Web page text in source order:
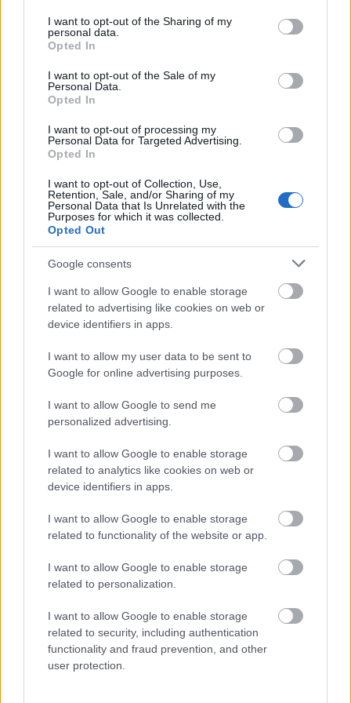
not limited to your visit or usage behaviour. You may click to
grant or deny consent to Google and its third-party tags to
use your data for below specified purposes in below Google
consent section.
I want to opt-out of the Sharing of my
personal data.
Opted In
I want to opt-out of the Sale of my
Personal Data.
Opted In
I want to opt-out of processing my
Personal Data for Targeted Advertising.
Opted In
I want to opt-out of Collection, Use,
Retention, Sale, and/or Sharing of my
Personal Data that Is Unrelated with the
Purposes for which it was collected.
Opted Out
Google consents
I want to allow Google to enable storage
related to advertising like cookies on web or
device identifiers in apps.
I want to allow my user data to be sent to
Google for online advertising purposes.
I want to allow Google to send me
personalized advertising.
I want to allow Google to enable storage
related to analytics like cookies on web or
device identifiers in apps.
I want to allow Google to enable storage
related to functionality of the website or app.
I want to allow Google to enable storage
related to personalization.
I want to allow Google to enable storage
related to security, including authentication
functionality and fraud prevention, and other
user protection.
Ughy Attila ellopatta a neki nem
tetsző óriásplakátot!
Lmagazin•2014. október 10.
Ughy Attila fideszes polgármester a jelek szerint
nem ki nem állhatja a nyilvánosságot és a kritikát. Az
éj leple alatt sunyiban ellopatta azt az óriásplakátot,
amelyen törvénytelenül költött nasizásának
bizonyítékaival szembesítették a kerület…
Patyomkin-felújítás a Béke téren
Lmagazin•2014. szeptember 29.